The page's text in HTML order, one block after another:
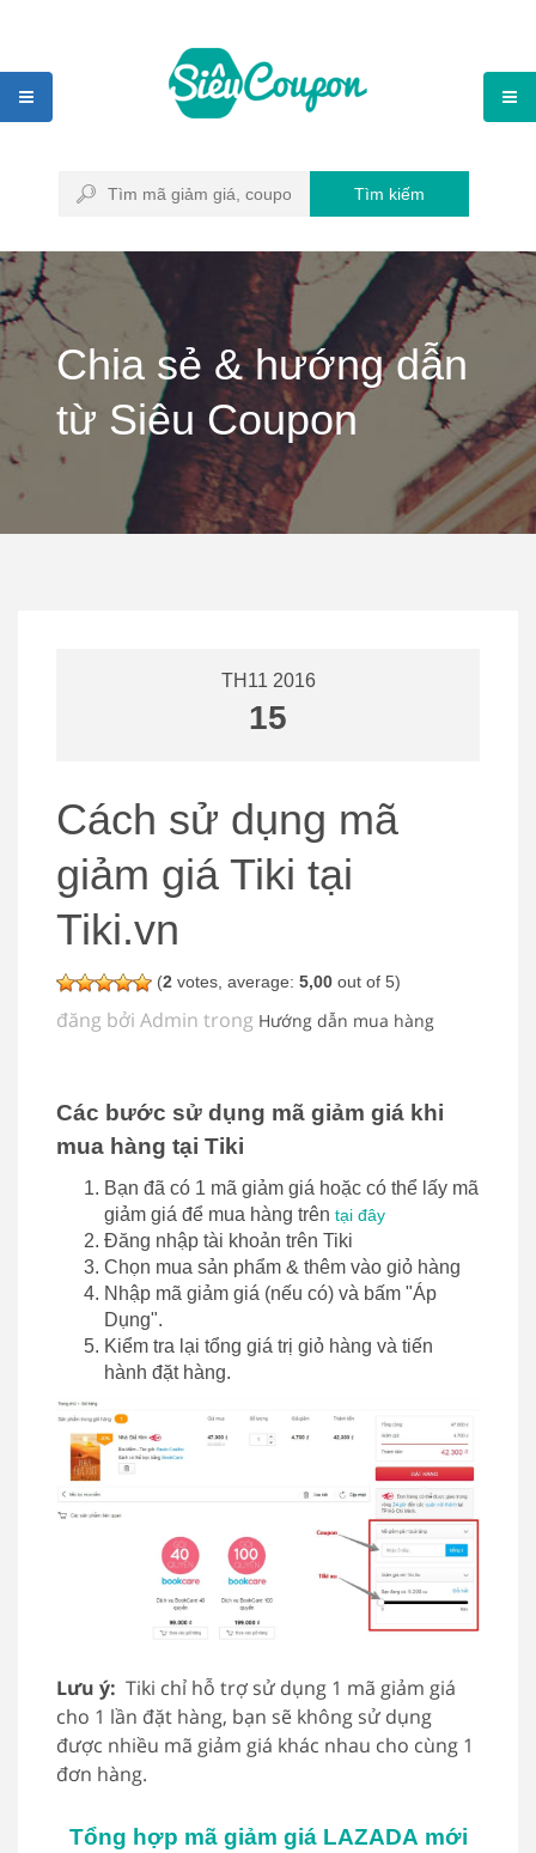
Tìm kiếm
Chia sẻ & hướng dẫn
từ Siêu Coupon
TH11 2016
15
Cách sử dụng mã
giảm giá Tiki tại
Tiki.vn
(2 votes, average: 5,00 out of 5)
đăng bởi Admin trong Hướng dẫn mua hàng
Các bước sử dụng mã giảm giá khi
mua hàng tại Tiki
Bạn đã có 1 mã giảm giá hoặc có thể lấy mã
giảm giá để mua hàng trên tại đây
Đăng nhập tài khoản trên Tiki
Chọn mua sản phẩm & thêm vào giỏ hàng
Nhập mã giảm giá (nếu có) và bấm "Áp
Dụng".
Kiểm tra lại tổng giá trị giỏ hàng và tiến
hành đặt hàng.
Lưu ý: Tiki chỉ hỗ trợ sử dụng 1 mã giảm giá
cho 1 lần đặt hàng, bạn sẽ không sử dụng
được nhiều mã giảm giá khác nhau cho cùng 1
đơn hàng.
Tổng hợp mã giảm giá LAZADA mới